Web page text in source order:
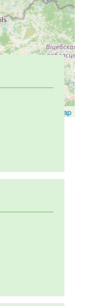
OpenStreetMap